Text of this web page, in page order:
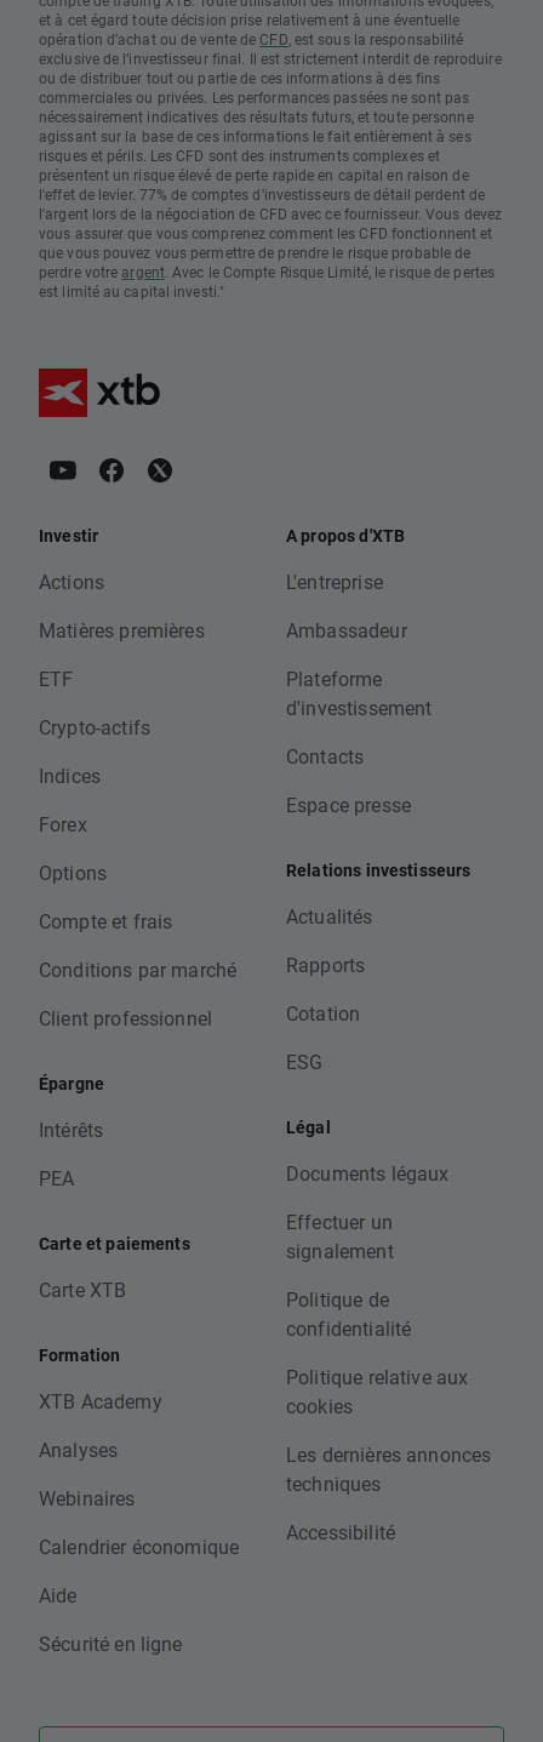
et à cet égard toute décision prise relativement à une éventuelle
opération d’achat ou de vente de CFD, est sous la responsabilité
exclusive de l’investisseur final. Il est strictement interdit de reproduire
ou de distribuer tout ou partie de ces informations à des fins
commerciales ou privées. Les performances passées ne sont pas
nécessairement indicatives des résultats futurs, et toute personne
agissant sur la base de ces informations le fait entièrement à ses
risques et périls. Les CFD sont des instruments complexes et
présentent un risque élevé de perte rapide en capital en raison de
l'effet de levier. 77% de comptes d'investisseurs de détail perdent de
l'argent lors de la négociation de CFD avec ce fournisseur. Vous devez
vous assurer que vous comprenez comment les CFD fonctionnent et
que vous pouvez vous permettre de prendre le risque probable de
perdre votre argent. Avec le Compte Risque Limité, le risque de pertes
est limité au capital investi."
Investir
Actions
Matières premières
ETF
Crypto-actifs
Indices
Forex
Options
Compte et frais
Conditions par marché
Client professionnel
Épargne
Intérêts
PEA
Carte et paiements
Carte XTB
Formation
XTB Academy
Analyses
Webinaires
Calendrier économique
Aide
Sécurité en ligne
A propos d'XTB
L'entreprise
Ambassadeur
Plateforme
d'investissement
Contacts
Espace presse
Relations investisseurs
Actualités
Rapports
Cotation
ESG
Légal
Documents légaux
Effectuer un
signalement
Politique de
confidentialité
Politique relative aux
cookies
Les dernières annonces
techniques
Accessibilité